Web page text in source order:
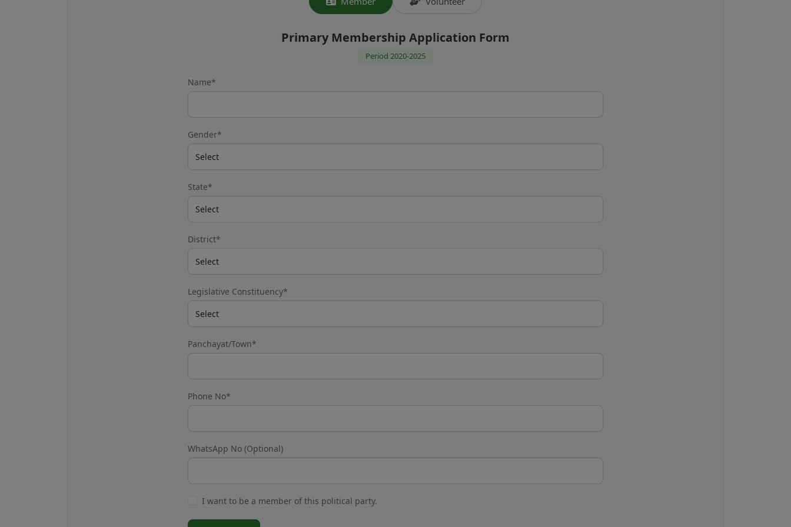
Primary Membership Application Form
Period 2020-2025
Name*
Gender*
State*
District*
Legislative Constituency*
Panchayat/Town*
Phone No*
WhatsApp No (Optional)
I want to be a member of this political party.